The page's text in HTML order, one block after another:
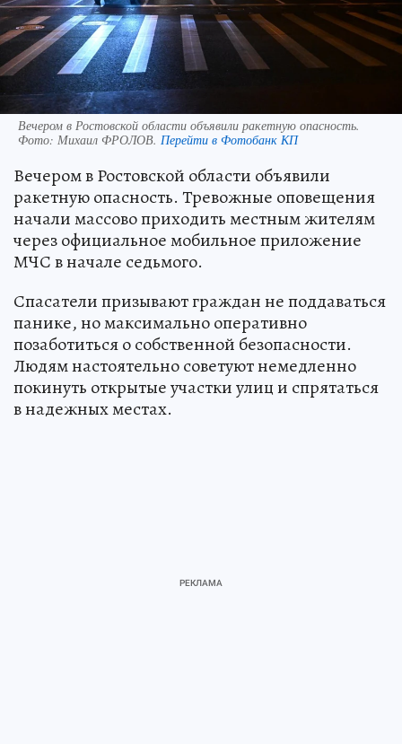
Вечером в Ростовской области объявили ракетную опасность.
Фото: Михаил ФРОЛОВ. Перейти в Фотобанк КП
Вечером в Ростовской области объявили
ракетную опасность. Тревожные оповещения
начали массово приходить местным жителям
через официальное мобильное приложение
МЧС в начале седьмого.
Спасатели призывают граждан не поддаваться
панике, но максимально оперативно
позаботиться о собственной безопасности.
Людям настоятельно советуют немедленно
покинуть открытые участки улиц и спрятаться
в надежных местах.